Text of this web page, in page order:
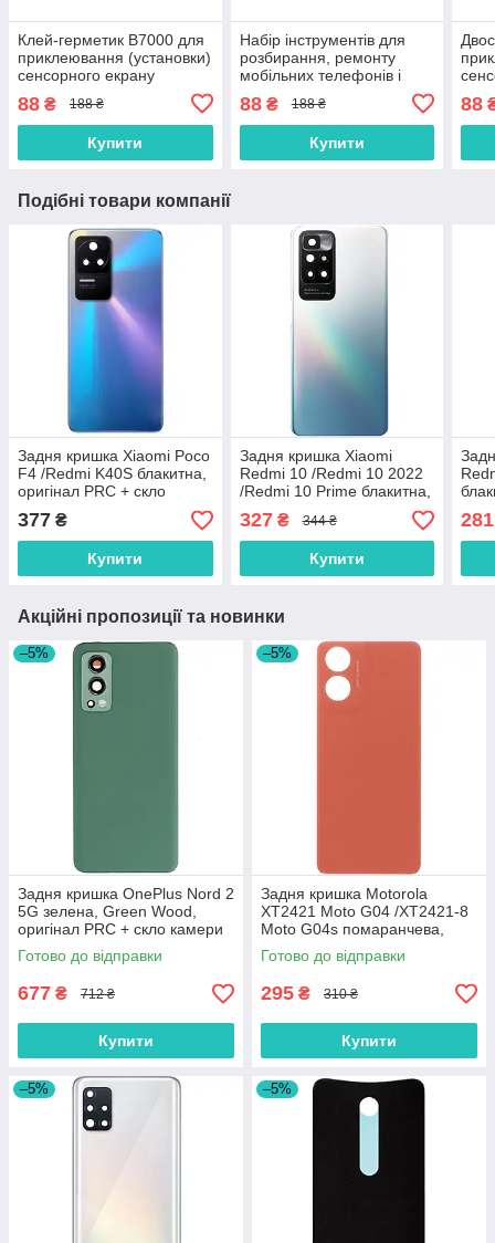
Клей-герметик B7000 для
приклеювання (установки)
сенсорного екрану
(модуля) 15 мл
88 ₴ 188 ₴
Купити
Набір інструментів для
розбирання, ремонту
мобільних телефонів і
88₴ 188 ₴
Купити
88
Подібні товари компанії
Задня кришка Xiaomi Poco
F4 /Redmi K40S блакитна,
оригінал PRC + скло
камери 48MP, логотип
"POCO"
377 ₴
Купити
Задня кришка Xiaomi
Redmi 10 /Redmi 10 2022
/Redmi 10 Prime блакитна,
Sea Blue, оригінал PRC +
скло камери
327₴ 344 ₴
Купити
281
Акційні пропозиції та новинки
–5%
Задня кришка OnePlus Nord 2
5G зелена, Green Wood,
оригінал PRC + скло камери
Готово до відправки
677 ₴ 712 ₴
Купити
–5%
Задня кришка Motorola
XT2421 Moto G04 /XT2421-8
Moto G04s помаранчева,
Sunrise Orange, оригінал
PRC
Готово до відправки
295 ₴ 310 ₴
Купити
–5% –5%